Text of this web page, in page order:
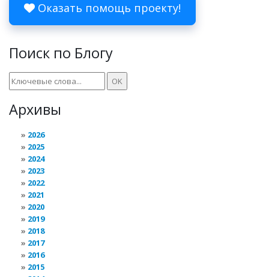
Оказать помощь проекту!
Поиск по Блогу
Архивы
2026
2025
2024
2023
2022
2021
2020
2019
2018
2017
2016
2015